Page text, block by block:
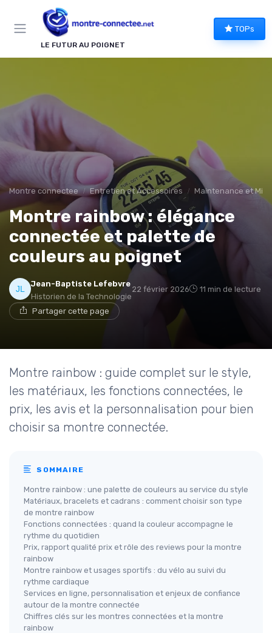
LE FUTUR AU POIGNET
TOPs
Montre connectee Entretien et Accessoires Maintenance et
Montre rainbow : élégance
connectée et palette de
couleurs au poignet
Jean-Baptiste Lefebvre
Historien de la Technologie
22 février 2026 11 min de lecture
Partager cette page
Montre rainbow : guide complet sur le style,
les matériaux, les fonctions connectées, le
prix, les avis et la personnalisation pour bien
choisir sa montre connectée.
SOMMAIRE
Montre rainbow : une palette de couleurs au service du style
Matériaux, bracelets et cadrans : comment choisir son type
de montre rainbow
Fonctions connectées : quand la couleur accompagne le
rythme du quotidien
Prix, rapport qualité prix et rôle des reviews pour la montre
rainbow
Montre rainbow et usages sportifs : du vélo au suivi du
rythme cardiaque
Services en ligne, personnalisation et enjeux de confiance
autour de la montre connectée
Chiffres clés sur les montres connectées et la montre
rainbow
Panneau de gestion des cookies